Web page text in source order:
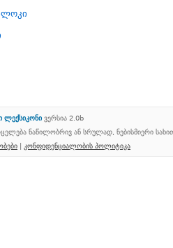
ლექსიკონი ვერსია 2.0b
ნაწილობრივ ან სრულად, ნებისმიერი
| კონფიდენციალობის პოლიტიკა